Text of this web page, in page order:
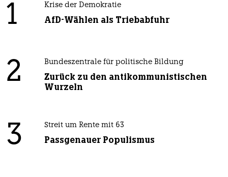
1 Krise der Demokratie
AfD-Wählen als Triebabfuhr
2 Bundeszentrale für politische Bildung
Zurück zu den antikommunistischen
Wurzeln
3 Streit um Rente mit 63
Passgenauer Populismus